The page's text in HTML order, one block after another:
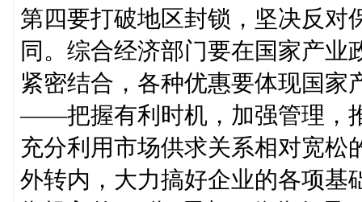
第四要打破地区封锁，坚决反对
同。综合经济部门要在国家产
紧密结合，各种优惠要体现国家
——把握有利时机，加强管理，
充分利用市场供求关系相对宽松
外转内，大力搞好企业的各项基